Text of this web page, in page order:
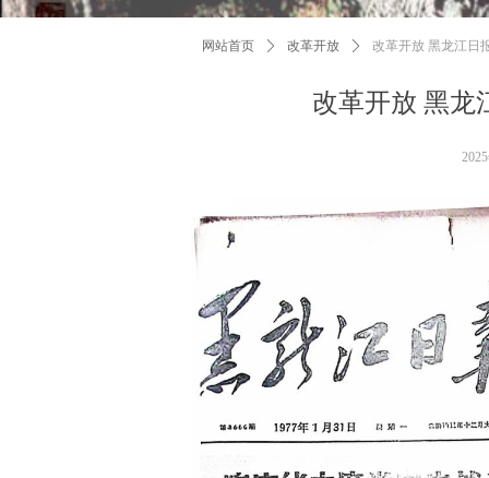
改革开放 黑龙
网站首页 ꄲ 改革开放 ꄲ 改革开放 黑龙江日